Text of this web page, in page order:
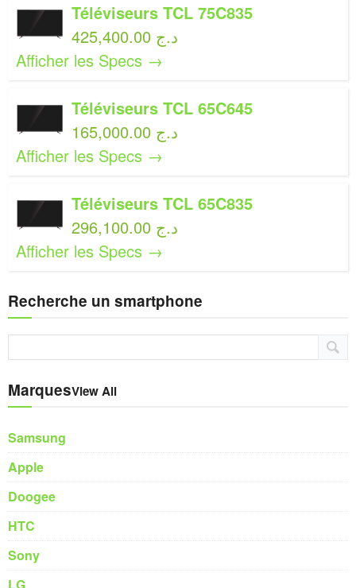
Téléviseurs TCL 75C835
425,400.00 د.ج
Afficher les Specs →
Téléviseurs TCL 65C645
165,000.00 د.ج
Afficher les Specs →
Téléviseurs TCL 65C835
296,100.00 د.ج
Afficher les Specs →
Recherche un smartphone
MarquesView All
Samsung
Apple
Doogee
HTC
Sony